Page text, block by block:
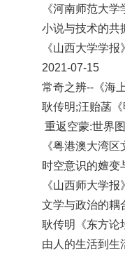
《河南师范大学
小说与技术的共
《山西大学学报
2021-07-15
常奇之辨--《海
耿传明;汪贻菡
重返空蒙:世界
《粤港澳大湾区
时空意识的嬗变
《山西师大学报
文学与政治的耦
耿传明《东方论
由 人的生活到